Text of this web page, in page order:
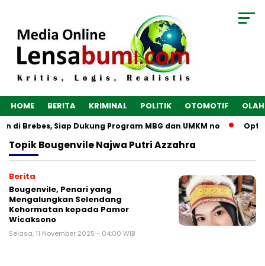
HOME BERITA KRIMINAL POLITIK OTOMOTIF
di Brebes, Siap Dukung Program MBG dan UMKM no
TopikBougenvile Najwa Putri Azzahra
Berita
Bougenvile, Penari yang
Mengalungkan Selendang
Kehormatan kepada Pamor
Wicaksono
Selasa, 11 November 2025 - 04:00 WIB